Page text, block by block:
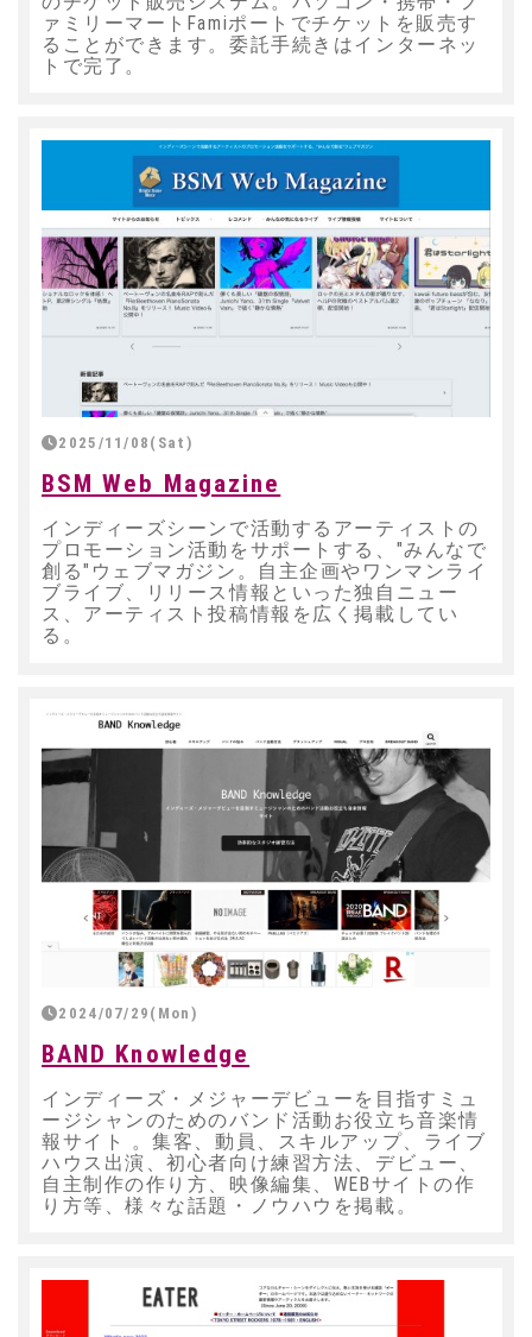
ァミリーマートFamiポートでチケットを販売す
ることができます。委託手続きはインターネッ
トで完了。
2025/11/08(Sat)
BSM Web Magazine
インディーズシーンで活動するアーティストの
プロモーション活動をサポートする、"みんなで
創る"ウェブマガジン。自主企画やワンマンライ
ブライブ、リリース情報といった独自ニュー
ス、アーティスト投稿情報を広く掲載してい
る。
2024/07/29(Mon)
BAND Knowledge
インディーズ・メジャーデビューを目指すミュ
ージシャンのためのバンド活動お役立ち音楽情
報サイト 。集客、動員、スキルアップ、ライブ
ハウス出演、初心者向け練習方法、デビュー、
自主制作の作り方、映像編集、WEBサイトの作
り方等、様々な話題・ノウハウを掲載。